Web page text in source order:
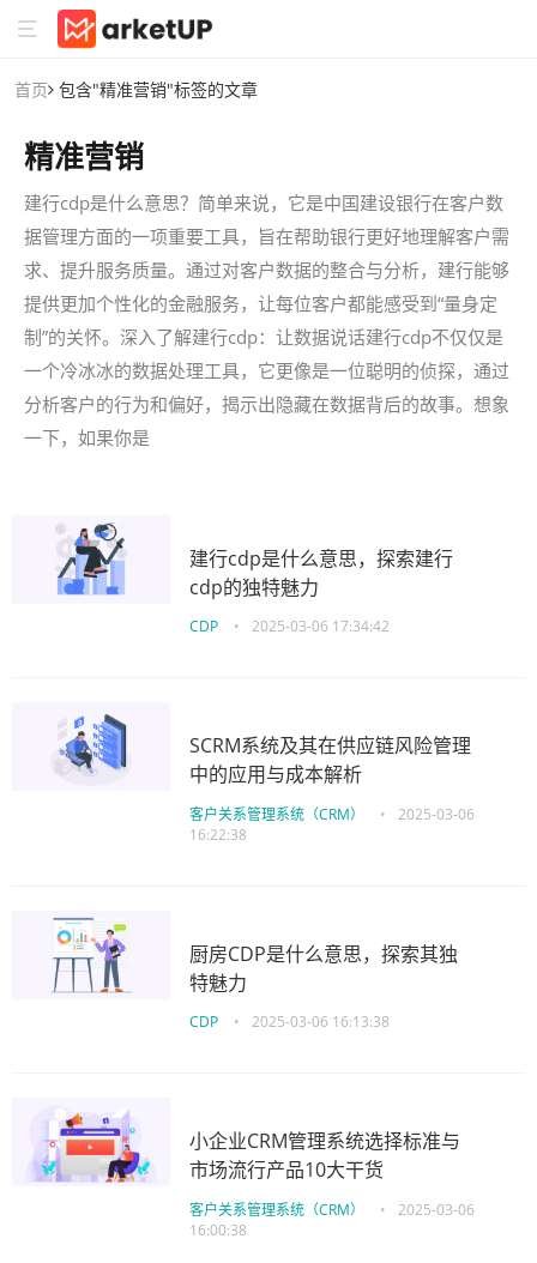
首页 包含"精准营销"标签的文章
精准营销
建行cdp是什么意思？简单来说，它是中国建设银行在客户数
据管理方面的一项重要工具，旨在帮助银行更好地理解客户需
求、提升服务质量。通过对客户数据的整合与分析，建行能够
提供更加个性化的金融服务，让每位客户都能感受到“量身定
制”的关怀。深入了解建行cdp：让数据说话建行cdp不仅仅是
一个冷冰冰的数据处理工具，它更像是一位聪明的侦探，通过
分析客户的行为和偏好，揭示出隐藏在数据背后的故事。想象
一下，如果你是
建行cdp是什么意思，探索建行
cdp的独特魅力
CDP • 2025-03-06 17:34:42
SCRM系统及其在供应链风险管理
中的应用与成本解析
客户关系管理系统（CRM） •
2025-03-06
16:22:38
厨房CDP是什么意思，探索其独
特魅力
CDP • 2025-03-06 16:13:38
小企业CRM管理系统选择标准与
市场流行产品10大干货
客户关系管理系统（CRM） •
2025-03-06
16:00:38